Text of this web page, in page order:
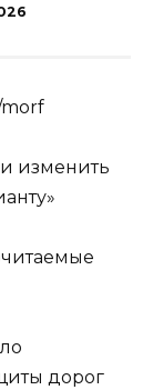
изменить
дорог